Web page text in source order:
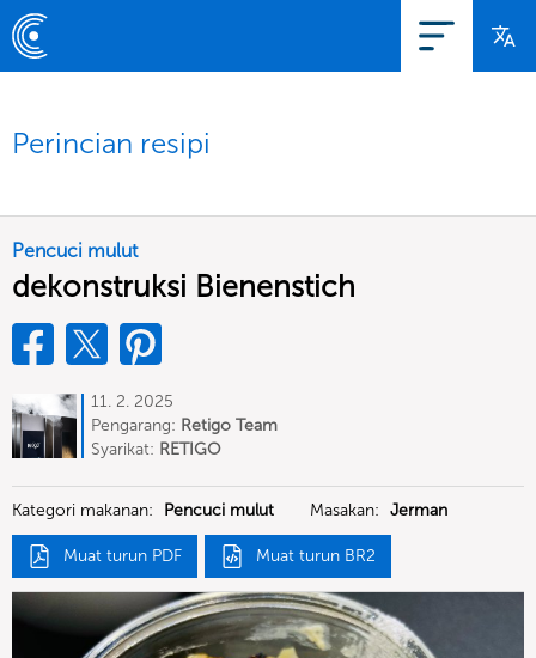
Perincian resipi
Pencuci mulut
dekonstruksi Bienenstich
11. 2. 2025
Pengarang: Retigo Team
Deutschland
Syarikat: RETIGO
Kategori makanan:
Pencuci mulut Masakan: Jerman
Muat turun PDF Muat turun BR2